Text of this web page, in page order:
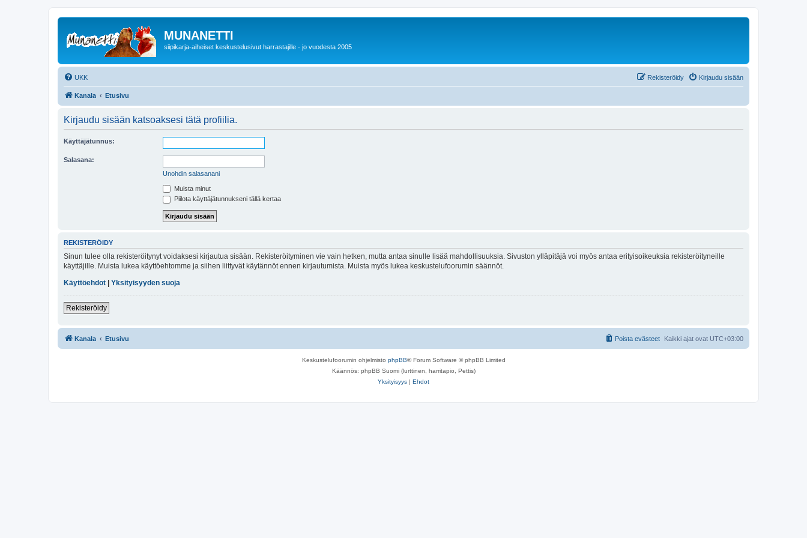
MUNANETTI
siipikarja-aiheiset keskustelusivut harrastajille - jo vuodesta 2005
UKK Kirjaudu sisään
Rekisteröidy
Kanala Etusivu
Kirjaudu sisään katsoaksesi tätä profiilia.
Käyttäjätunnus:
Salasana:
Unohdin salasanani
Muista minut
Piilota käyttäjätunnukseni tällä kertaa
REKISTERÖIDY
Sinun tulee olla rekisteröitynyt voidaksesi kirjautua sisään. Rekisteröityminen vie vain hetken, mutta antaa sinulle lisää mahdollisuuksia. Sivuston ylläpitäjä voi myös antaa erityisoikeuksia rekisteröityneille
käyttäjille. Muista lukea käyttöehtomme ja siihen liittyvät käytännöt ennen kirjautumista. Muista myös lukea keskustelufoorumin säännöt.
Käyttöehdot
Yksityisyyden suoja
Rekisteröidy
Kanala Etusivu Kaikki ajat ovat UTC+03:00
Poista evästeet
Keskustelufoorumin ohjelmisto phpBB® Forum Software © phpBB Limited
Käännös: phpBB Suomi (lurttinen, harritapio, Pettis)
Yksityisyys | Ehdot